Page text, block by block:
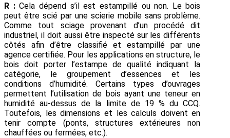
R :Cela dépend s’il est estampillé ou non. Le bois
peut être scié par une scierie mobile sans problème.
Comme tout sciage provenant d’un procédé dit
industriel, il doit aussi être inspecté sur les différents
côtés afin d’être classifié et estampillé par une
agence certifiée. Pour les applications en structure, le
bois doit porter l’estampe de qualité indiquant la
catégorie, le groupement d’essences et les
conditions d’humidité. Certains types d’ouvrages
permettent l’utilisation de bois ayant une teneur en
humidité au-dessus de la limite de 19 % du CCQ.
Toutefois, les dimensions et les calculs doivent en
tenir compte (ponts, structures extérieures non
chauffées ou fermées, etc.).